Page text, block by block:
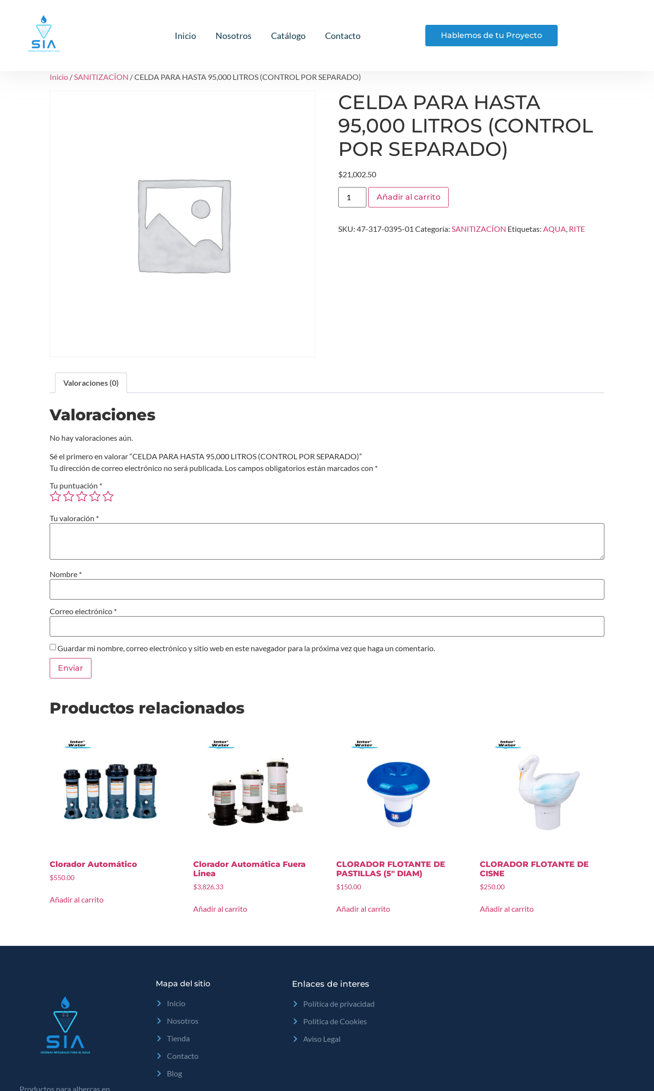
Inicio Nosotros Catálogo Contacto Hablemos de tu Proyecto
Inicio /SANITIZACÍON / CELDA PARA HASTA 95,000 LITROS (CONTROL POR SEPARADO)
CELDA PARA HASTA
95,000 LITROS (CONTROL
POR SEPARADO)
$21,002.50
Añadir al carrito
SKU: 47-317-0395-01 Categoría: SANITIZACÍON Etiquetas: AQUA, RITE
Valoraciones (0)
Valoraciones
No hay valoraciones aún.
Sé el primero en valorar “CELDA PARA HASTA 95,000 LITROS (CONTROL POR SEPARADO)”
Tu dirección de correo electrónico no será publicada. Los campos obligatorios están marcados con *
Tu puntuación *
Tu valoración *
Nombre *
Correo electrónico *
Guardar mi nombre, correo electrónico y sitio web en este navegador para la próxima vez que haga un comentario.
Productos relacionados
Clorador Automático
$550.00
Añadir al carrito
Clorador Automática Fuera
Linea
$3,826.33
Añadir al carrito
CLORADOR FLOTANTE DE
PASTILLAS (5″ DIAM)
$150.00
Añadir al carrito
CLORADOR FLOTANTE DE
CISNE
$250.00
Añadir al carrito
Productos para albercas en
Mapa del sitio
Inicio
Nosotros
Tienda
Contacto
Blog
Enlaces de interes
Política de privacidad
Política de Cookies
Aviso Legal